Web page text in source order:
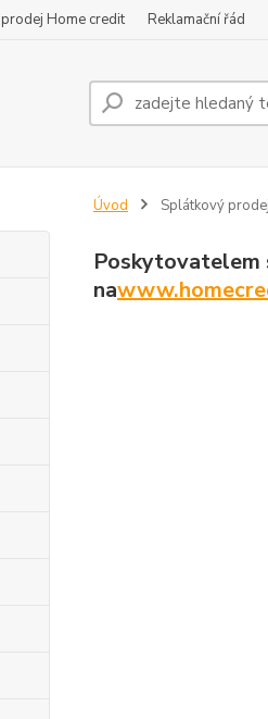
Home credit Reklamační řád
Úvod Splátkový
Poskytovatelem
na